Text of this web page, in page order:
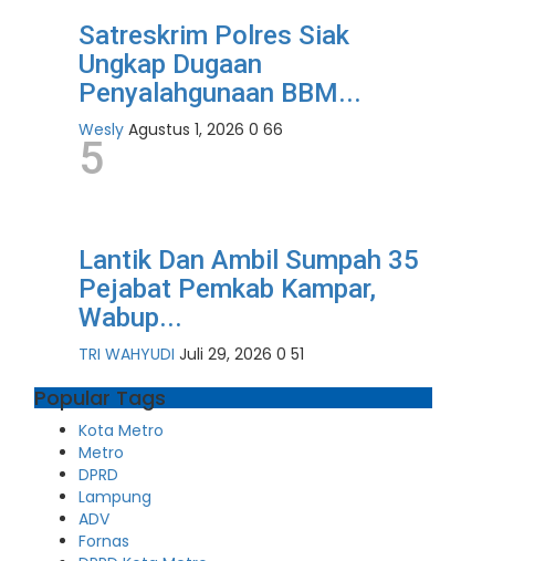
Satreskrim Polres Siak
Ungkap Dugaan
Penyalahgunaan BBM...
Wesly Agustus 1, 2026 0 66
5
Lantik Dan Ambil Sumpah 35
Pejabat Pemkab Kampar,
Wabup...
TRI WAHYUDI Juli 29, 2026 0 51
Popular Tags
Kota Metro
Metro
DPRD
Lampung
ADV
Fornas